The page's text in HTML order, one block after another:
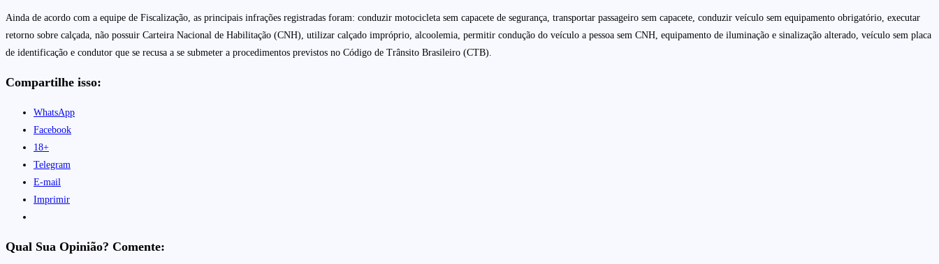
Ainda de acordo com a equipe de Fiscalização, as principais infrações registradas foram: conduzir motocicleta sem capacete de segurança, transportar passageiro sem capacete, conduzir veículo sem equipamento obrigatório, executar
retorno sobre calçada, não possuir Carteira Nacional de Habilitação (CNH), utilizar calçado impróprio, alcoolemia, permitir condução do veículo a pessoa sem CNH, equipamento de iluminação e sinalização alterado, veículo sem placa
de identificação e condutor que se recusa a se submeter a procedimentos previstos no Código de Trânsito Brasileiro (CTB).
Compartilhe isso:
WhatsApp
Facebook
18+
Telegram
E-mail
Imprimir
Qual Sua Opinião? Comente: